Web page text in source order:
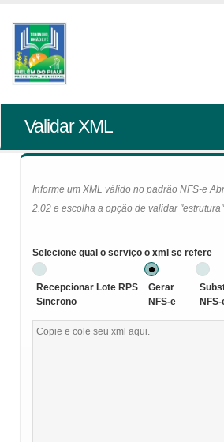
Validar XML
Informe um XML válido no padrão NFS-e
2.02 e escolha a opção de validar
Selecione qual o serviço o xml se refere
Recepcionar Lote RPS
Sincrono
Gerar
NFS-e
NFS-